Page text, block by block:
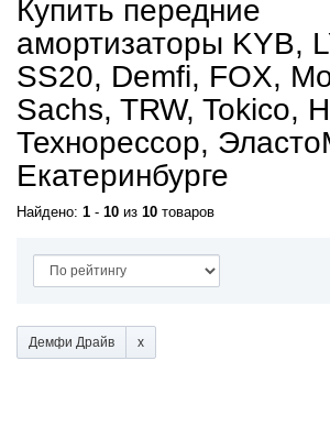
Купить передние
амортизаторы KYB,
SS20, Demfi, FOX,
Sachs, TRW, Tokico,
Технорессор,
Екатеринбурге
Найдено: 1 - 10 из 10 товаров
Демфи Драйв